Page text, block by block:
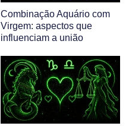
Combinação Aquário com
Virgem: aspectos que
influenciam a união